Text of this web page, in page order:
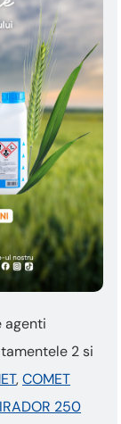
agenti
2 si
,COMET
250